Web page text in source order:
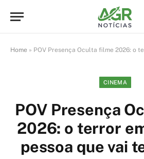
Home » POV Presença Oculta filme 2026: o terror em
CINEMA
POV Presença
2026: o terror
pessoa que vai